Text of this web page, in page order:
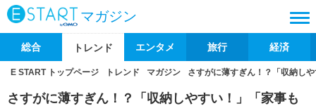
マガジン
総合 トレンド エンタメ 旅行 経済
E START トップページ トレンド マガジン さすがに薄すぎん！？「収納し
さすがに薄すぎん！？「収納しやすい！」「家事も